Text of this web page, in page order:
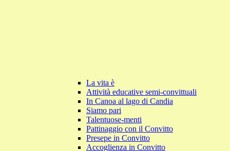
La vita è
Attività educative semi-convittuali
In Canoa al lago di Candia
Siamo pari
Talentuose-menti
Pattinaggio con il Convitto
Presepe in Convitto
Accoglienza in Convitto